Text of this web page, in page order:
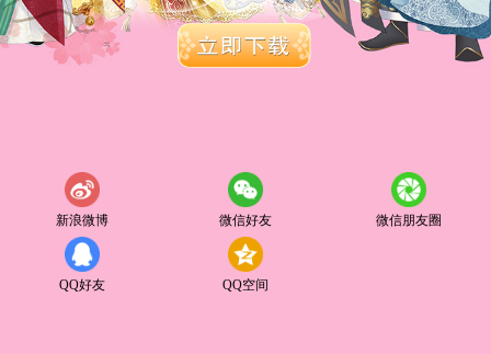
新浪微博 微信好友 微信朋友圈
QQ好友 QQ空间